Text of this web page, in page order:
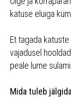
katuse eluiga
Et tagada
vajadusel
peale lume
Mida tuleb